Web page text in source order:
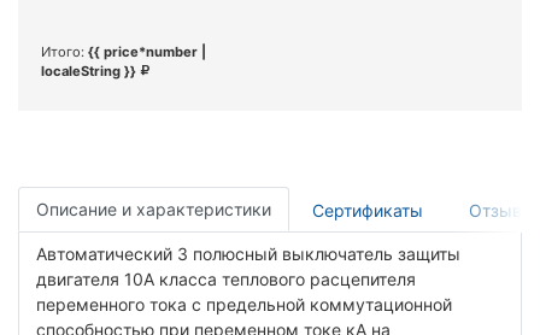
Итого: {{ price*number |
localeString }}
Описание и характеристики Сертификаты Отзывы
Автоматический 3 полюсный выключатель защиты
двигателя 10А класса теплового расцепителя
переменного тока с предельной коммутационной
способностью при переменном токе кА на